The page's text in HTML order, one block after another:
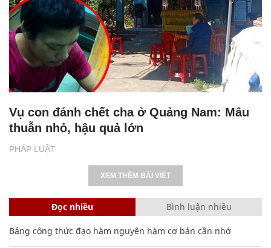
PHÁP LUẬT
Vụ con đánh chết cha ở Quảng Nam: Mâu
thuẫn nhỏ, hậu quả lớn
XEM THÊM BÀI VIẾT
Đọc nhiều Bình luận nhiều
Bảng công thức đạo hàm nguyên hàm cơ bản cần nhớ